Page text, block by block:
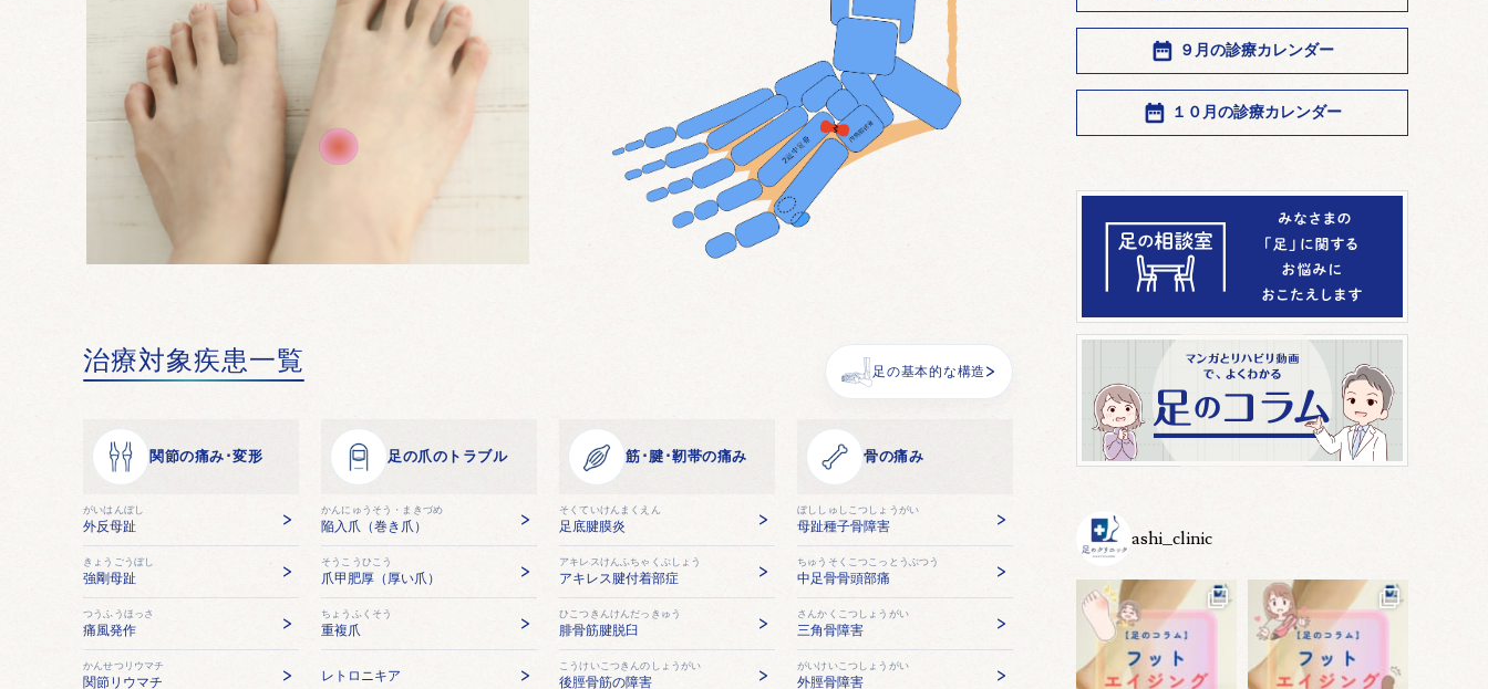
治療対象疾患一覧 足の基本的な構造
関節の痛み･変形
がいはんぼし
外反母趾
きょうごうぼし
強剛母趾
つうふうほっさ
痛風発作
かんせつリウマチ
関節リウマチ
足の爪のトラブル
かんにゅうそう・まきづめ
陥入爪（巻き爪）
そうこうひこう
爪甲肥厚（厚い爪）
ちょうふくそう
重複爪
レトロニキア
筋･腱･靭帯の痛み
そくていけんまくえん
足底腱膜炎
アキレスけんふちゃくぶしょう
アキレス腱付着部症
ひこつきんけんだっきゅう
腓骨筋腱脱臼
こうけいこつきんのしょうがい
後脛骨筋の障害
骨の痛み
ぼししゅしこつしょうがい
母趾種子骨障害
ちゅうそくこつこっとうぶつう
中足骨骨頭部痛
さんかくこつしょうがい
三角骨障害
がいけいこつしょうがい
外脛骨障害
９月の診療カレンダー
１０月の診療カレンダー
ashi_clinic